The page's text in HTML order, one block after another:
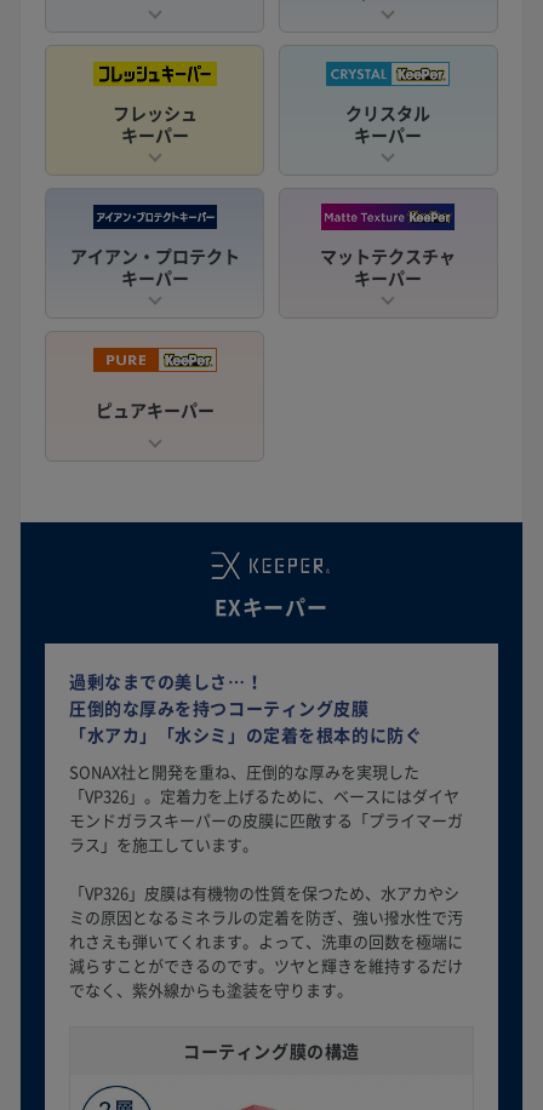
フレッシュ
キーパー
クリスタル
キーパー
アイアン・プロテクト
キーパー
マットテクスチャ
キーパー
ピュアキーパー
EXキーパー
過剰なまでの美しさ…！
圧倒的な厚みを持つコーティング皮膜
「水アカ」「水シミ」の定着を根本的に防ぐ
SONAX社と開発を重ね、圧倒的な厚みを実現した
「VP326」。定着力を上げるために、ベースにはダイヤ
モンドガラスキーパーの皮膜に匹敵する「プライマーガ
ラス」を施工しています。
「VP326」皮膜は有機物の性質を保つため、水アカやシ
ミの原因となるミネラルの定着を防ぎ、強い撥水性で汚
れさえも弾いてくれます。よって、洗車の回数を極端に
減らすことができるのです。ツヤと輝きを維持するだけ
でなく、紫外線からも塗装を守ります。
コーティング膜の構造